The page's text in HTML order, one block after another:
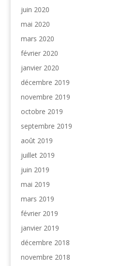
juin 2020
mai 2020
mars 2020
février 2020
janvier 2020
décembre 2019
novembre 2019
octobre 2019
septembre 2019
août 2019
juillet 2019
juin 2019
mai 2019
mars 2019
février 2019
janvier 2019
décembre 2018
novembre 2018